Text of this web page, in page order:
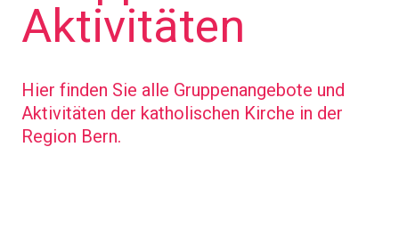
Aktivitäten
Hier finden Sie alle Gruppenangebote und
Aktivitäten der katholischen Kirche in der
Region Bern.